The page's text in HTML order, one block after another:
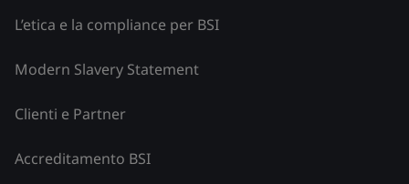
L’etica e la compliance per BSI
Modern Slavery Statement
Clienti e Partner
Accreditamento BSI